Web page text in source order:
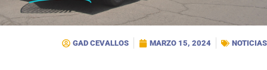
GAD CEVALLOS MARZO 15, 2024 NOTICIAS